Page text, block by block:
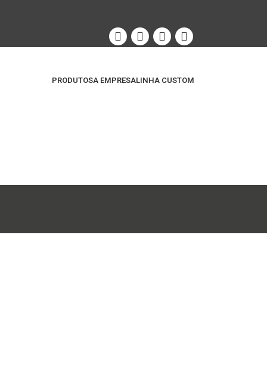
PRODUTOSA EMPRESALINHA CUSTOM